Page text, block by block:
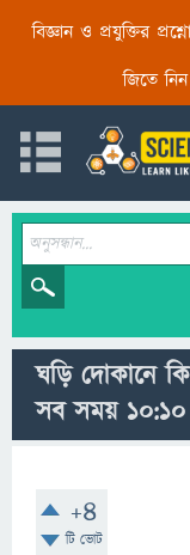
বিজ্ঞান ও প্রযুক্তির
জিতে নিন
ঘড়ি দোকানে
সব সময় ১০:১০
+4
টি ভোট